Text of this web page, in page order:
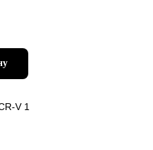
V 1